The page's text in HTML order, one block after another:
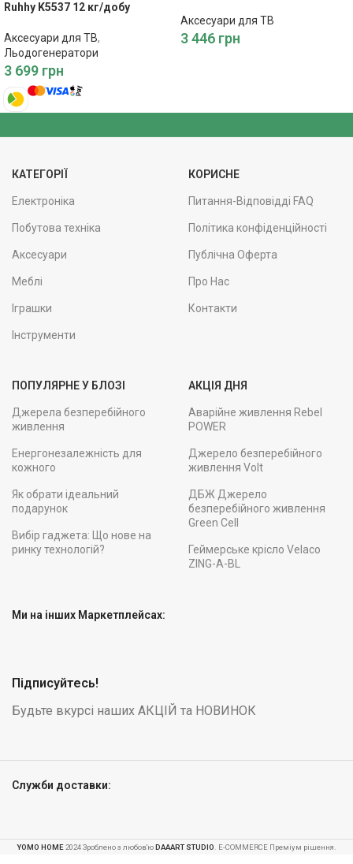
Ruhhy K5537 12 кг/добу
Аксесуари для ТВ,
Льодогенератори
3 699 грн
Аксесуари для ТВ
3 446 грн
КАТЕГОРІЇ
Електроніка
Побутова техніка
Аксесуари
Меблі
Іграшки
Інструменти
КОРИСНЕ
Питання-Відповідді FAQ
Політика конфіденційності
Публічна Оферта
Про Нас
Контакти
ПОПУЛЯРНЕ У БЛОЗІ
Джерела безперебійного
живлення
Енергонезалежність для
кожного
Як обрати ідеальний
подарунок
Вибір гаджета: Що нове на
ринку технологій?
АКЦІЯ ДНЯ
Аварійне живлення Rebel
POWER
Джерело безперебійного
живлення Volt
ДБЖ Джерело
безперебійного живлення
Green Cell
Геймерське крісло Velaco
ZING-A-BL
Ми на інших Маркетплейсах:
Підписуйтесь!
Будьте вкурсі наших АКЦІЙ та НОВИНОК
Служби доставки:
YOMO HOME 2024 Зроблено з любов'юDAAART STUDIO . E-COMMERCE Преміум рішення.